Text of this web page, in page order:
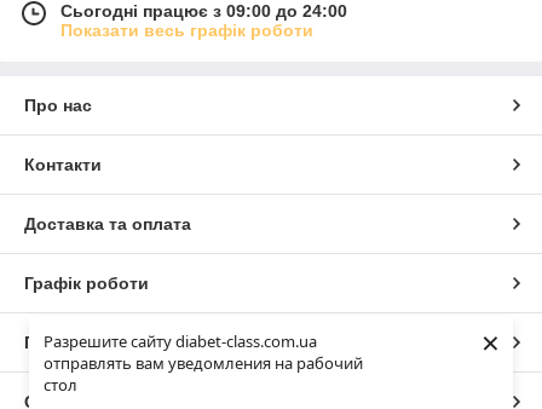
Разрешите сайту diabet-class.com.ua
отправлять вам уведомления на рабочий
стол
×
Сьогодні працює з 09:00 до 24:00
Показати весь графік роботи
Про нас
Контакти
Доставка та оплата
Графік роботи
Повна версія сайту
Сайт створено на маркетплейсі